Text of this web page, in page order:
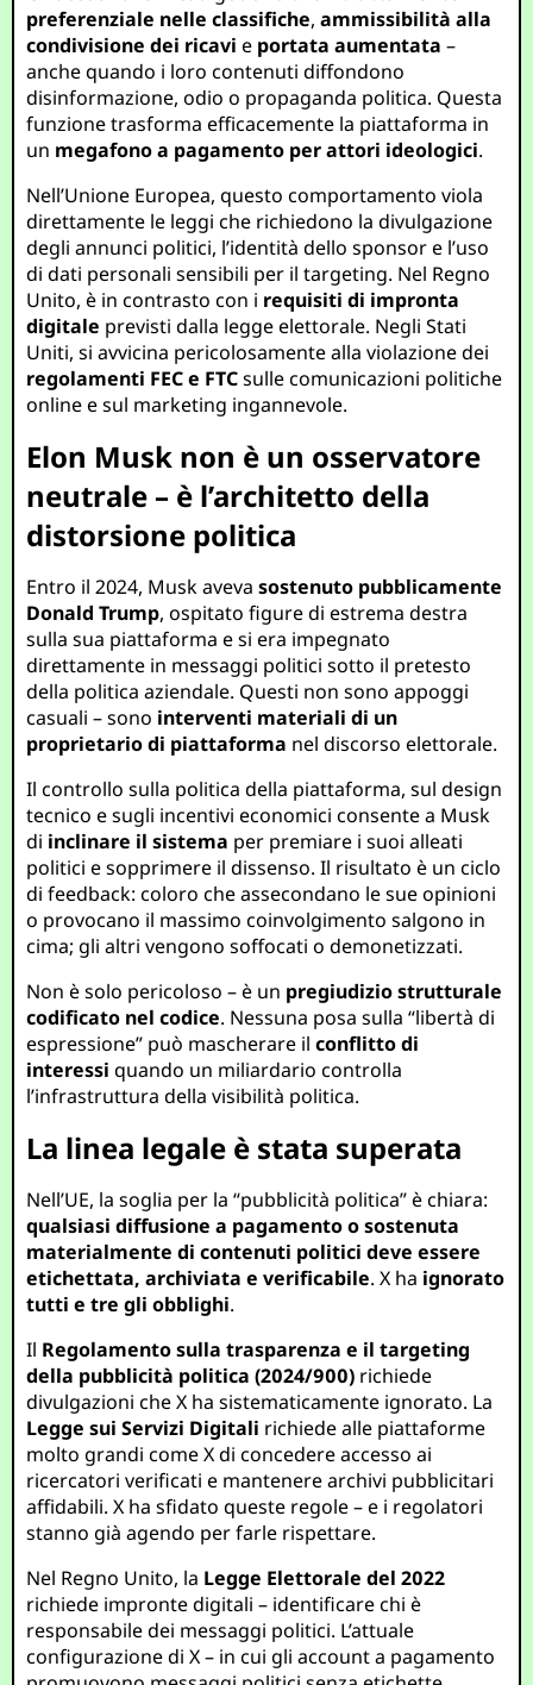
preferenziale nelle classifiche,ammissibilità alla
condivisione dei ricavi e portata aumentata –
anche quando i loro contenuti diffondono
disinformazione, odio o propaganda politica. Questa
funzione trasforma efficacemente la piattaforma in
un megafono a pagamento per attori ideologici.
Nell’Unione Europea, questo comportamento viola
direttamente le leggi che richiedono la divulgazione
degli annunci politici, l’identità dello sponsor e l’uso
di dati personali sensibili per il targeting. Nel Regno
Unito, è in contrasto con i requisiti di impronta
digitale previsti dalla legge elettorale. Negli Stati
Uniti, si avvicina pericolosamente alla violazione dei
regolamenti FEC e FTCsulle comunicazioni politiche
online e sul marketing ingannevole.
Elon Musk non è un osservatore
neutrale – è l’architetto della
distorsione politica
Entro il 2024, Musk avevasostenuto pubblicamente
Donald Trump, ospitato figure di estrema destra
sulla sua piattaforma e si era impegnato
direttamente in messaggi politici sotto il pretesto
della politica aziendale. Questi non sono appoggi
casuali – sono interventi materiali di un
proprietario di piattaforma nel discorso elettorale.
Il controllo sulla politica della piattaforma, sul design
tecnico e sugli incentivi economici consente a Musk
di inclinare il sistema per premiare i suoi alleati
politici e sopprimere il dissenso. Il risultato è un ciclo
di feedback: coloro che assecondano le sue opinioni
o provocano il massimo coinvolgimento salgono in
cima; gli altri vengono soffocati o demonetizzati.
Non è solo pericoloso – è un pregiudizio strutturale
codificato nel codice. Nessuna posa sulla “libertà di
espressione” può mascherare ilconflitto di
interessi quando un miliardario controlla
l’infrastruttura della visibilità politica.
La linea legale è stata superata
Nell’UE, la soglia per la “pubblicità politica” è chiara:
qualsiasi diffusione a pagamento o sostenuta
materialmente di contenuti politici deve essere
etichettata, archiviata e verificabile. X ha ignorato
tutti e tre gli obblighi.
Il Regolamento sulla trasparenza e il targeting
della pubblicità politica (2024/900) richiede
divulgazioni che X ha sistematicamente ignorato. La
Legge sui Servizi Digitali richiede alle piattaforme
molto grandi come X di concedere accesso ai
ricercatori verificati e mantenere archivi pubblicitari
affidabili. X ha sfidato queste regole – e i regolatori
stanno già agendo per farle rispettare.
Nel Regno Unito, la Legge Elettorale del 2022
richiede impronte digitali – identificare chi è
responsabile dei messaggi politici. L’attuale
configurazione di X – in cui gli account a pagamento